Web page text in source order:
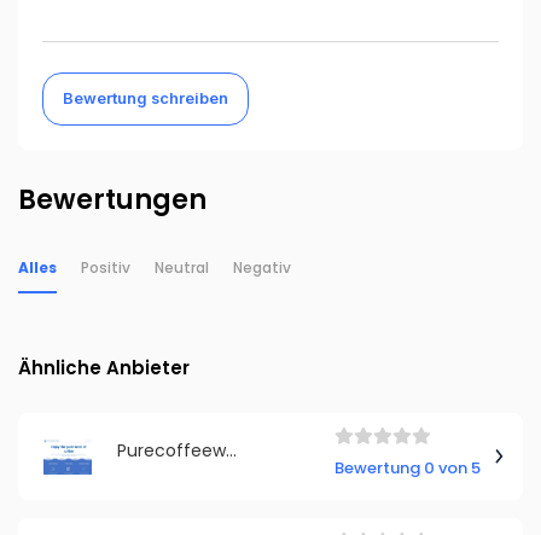
Bewertung schreiben
Bewertungen
Alles Positiv Neutral Negativ
Ähnliche Anbieter
Purecoffeewater
Bewertung 0 von 5